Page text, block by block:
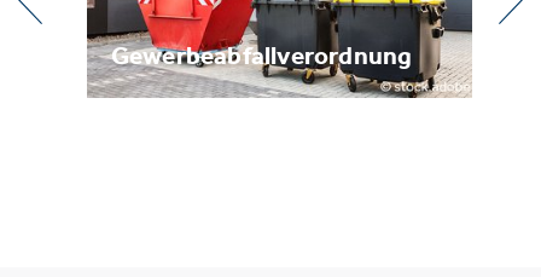
Metallrecycling